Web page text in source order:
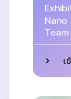
Team
เ